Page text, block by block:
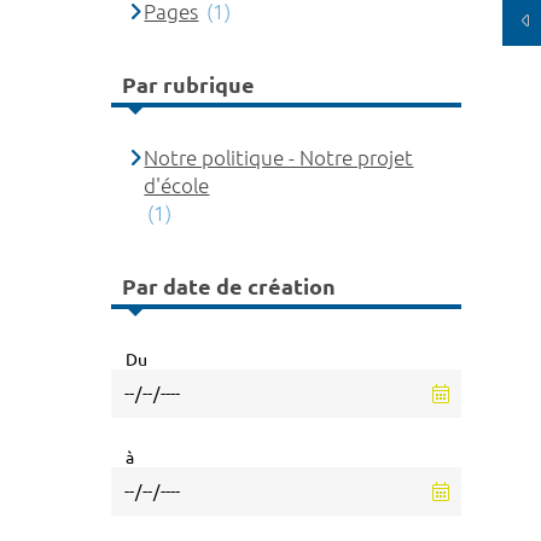
Pages (1)
Par rubrique
Notre politique - Notre projet
d'école
(1)
Par date de création
Du
à